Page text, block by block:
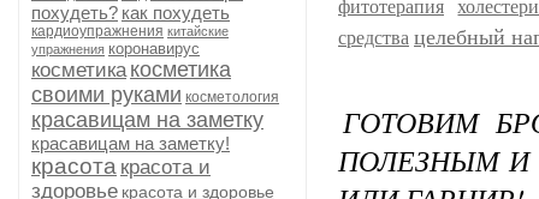
похудеть? как похудеть
кардиоупражнения китайские
упражнения коронавирус
косметика косметика
своими руками косметология
красавицам на заметку
красавицам на заметку!
красота красота и
здоровье красота и здоровье
фитотерапия
средства целебный
ГОТОВИМ
ПОЛЕЗНЫМ